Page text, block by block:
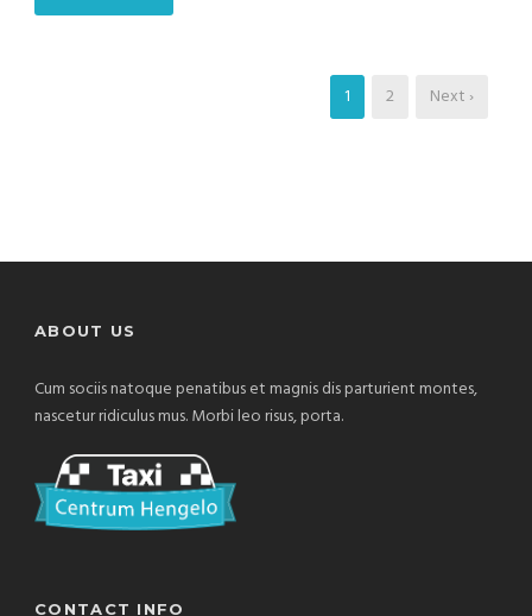
1 2 Next ›
ABOUT US
Cum sociis natoque penatibus et magnis dis parturient montes,
nascetur ridiculus mus. Morbi leo risus, porta.
CONTACT INFO